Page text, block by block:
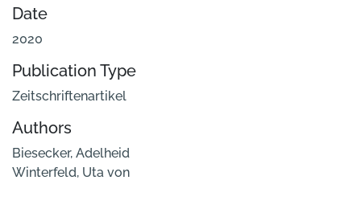
Date
2020
Publication Type
Zeitschriftenartikel
Authors
Biesecker, Adelheid
Winterfeld, Uta von